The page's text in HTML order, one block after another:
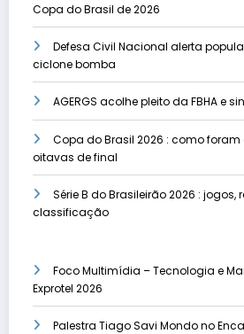
Copa do Brasil de 2026
Defesa Civil Nacional alerta
ciclone bomba
AGERGS acolhe pleito da FBHA e
Copa do Brasil 2026 : como
oitavas de final
Série B do Brasileirão 2026 : jogos,
classificação
Foco Multimídia – Tecnologia e
Exprotel 2026
Palestra Tiago Savi Mondo no